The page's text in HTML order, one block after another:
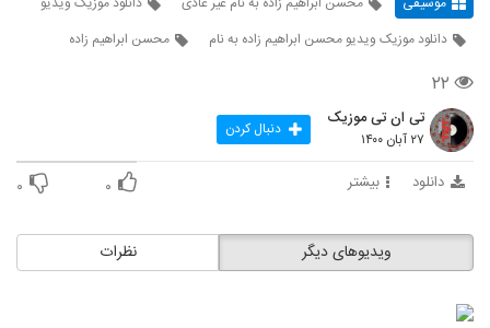
دانلود موزیک ویدیو محسن ابراهیم زاده به نام
محسن ابراهیم زاده
۲۲
تی ان تی موزیک
۲۷ آبان ۱۴۰۰ دنبال کردن
دانلود بیشتر ۰ ۰
نظرات ویدیوهای دیگر